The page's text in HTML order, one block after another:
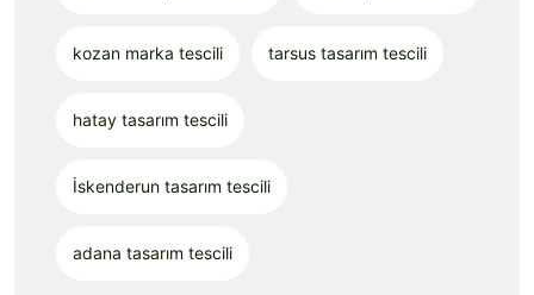
kozan marka tescili tarsus tasarım tescili
hatay tasarım tescili
İskenderun tasarım tescili
adana tasarım tescili